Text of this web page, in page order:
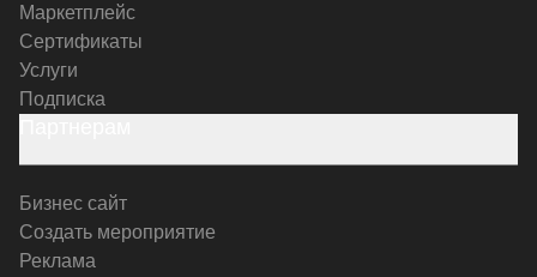
Маркетплейс
Сертификаты
Услуги
Подписка
Бизнес сайт
Создать мероприятие
Реклама